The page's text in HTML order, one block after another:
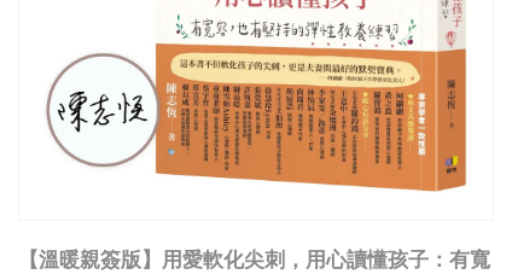
【溫暖親簽版】用愛軟化尖刺，用心讀懂孩子：有寬